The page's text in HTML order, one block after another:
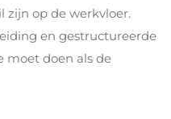
zijn op de werkvloer.
en gestructureerde
moet doen als de